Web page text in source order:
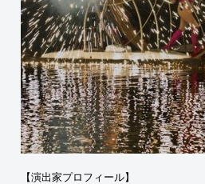
【演出家プロフィール】